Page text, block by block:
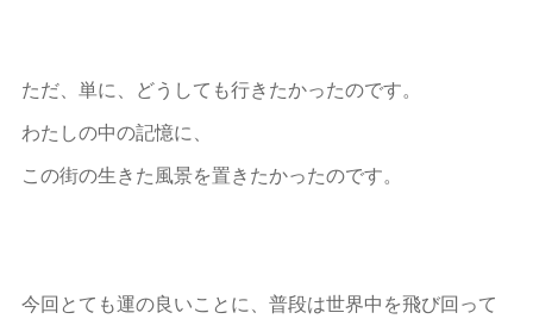
ただ、単に、どうしても行きたかったのです。
わたしの中の記憶に、
この街の生きた風景を置きたかったのです。
今回とても運の良いことに、普段は世界中を飛び回って